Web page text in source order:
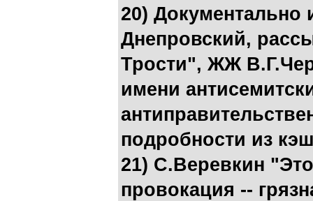
20)
Днепровский,
Трости", ЖЖ
имени
подробности из
21) С.Веревкин
провокация --